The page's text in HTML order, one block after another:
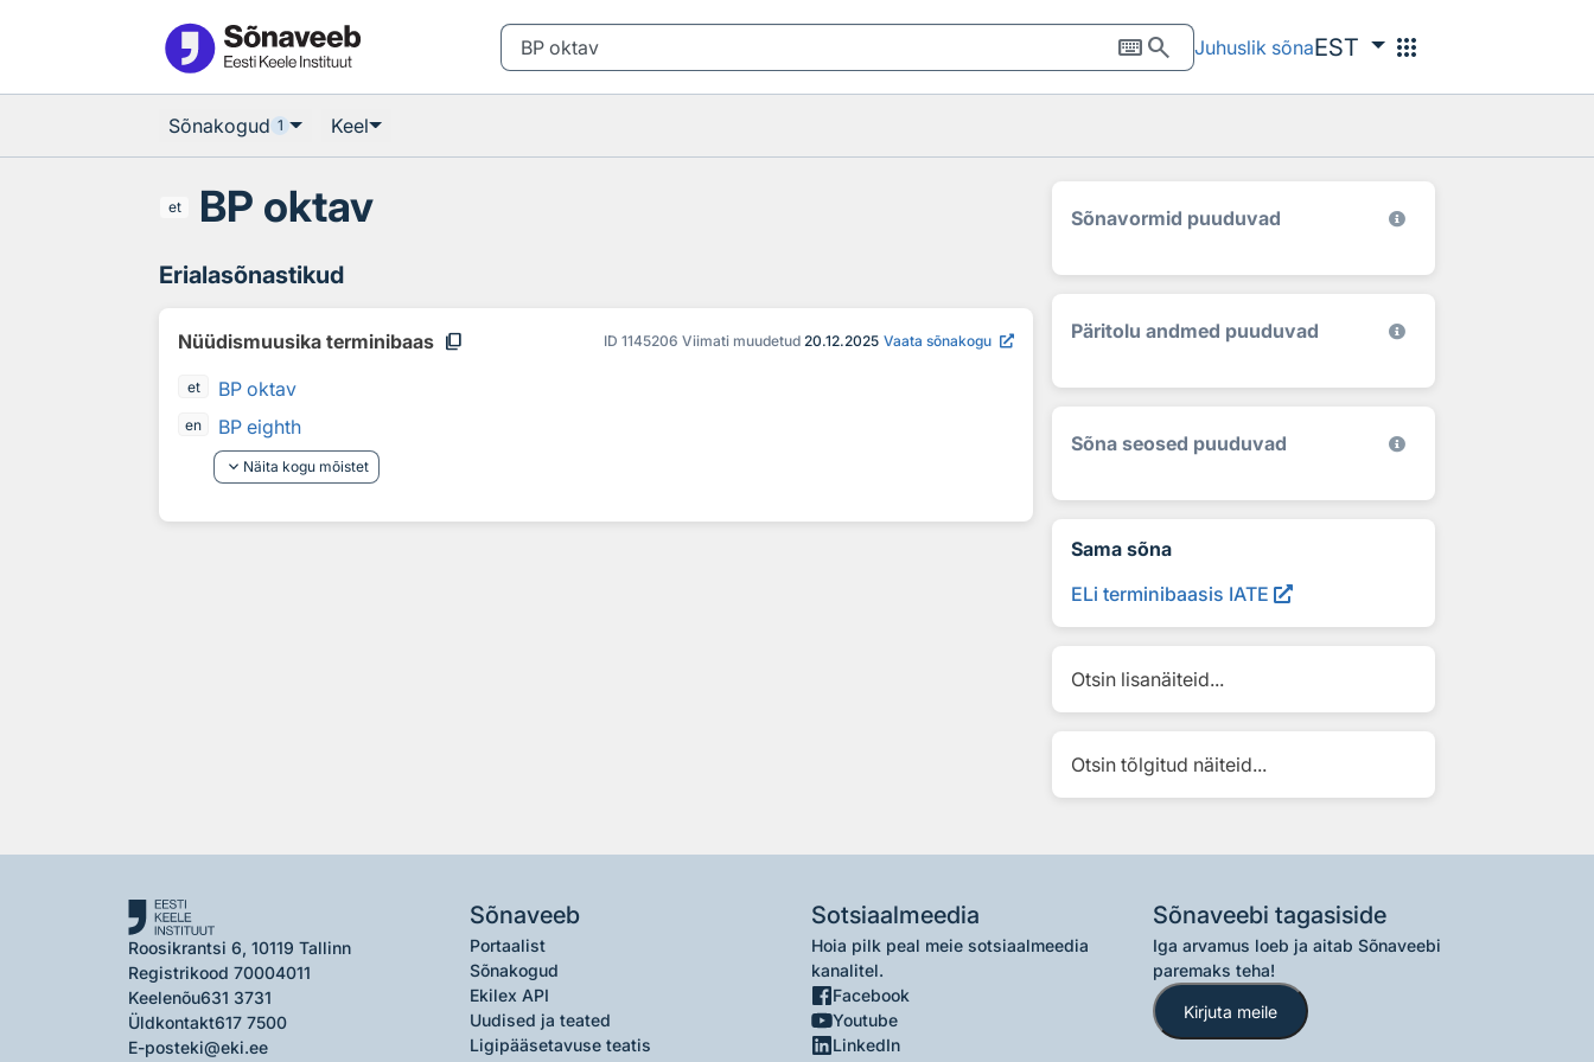
keyboardsearch Juhuslik sõnaEST apps
Sõnakogud 1 Keel
et BP oktav
Erialasõnastikud
Nüüdismuusika terminibaas content_copy ID 1145206 Viimati muudetud 20.12.2025 Vaata sõnakogu
et BP oktav
en
BP eighth
keyboard_arrow_down Näita kogu mõistet
Sõnavormid puuduvad
Päritolu andmed puuduvad
Sõna seosed puuduvad
Sama sõna
ELi terminibaasis IATE
Otsin lisanäiteid...
Otsin tõlgitud näiteid...
Roosikrantsi 6, 10119 Tallinn
Registrikood 70004011
Keelenõu631 3731
Üldkontakt617 7500
E-posteki@eki.ee
Sõnaveeb
Portaalist
Sõnakogud
Ekilex API
Uudised ja teated
Ligipääsetavuse teatis
Sotsiaalmeedia
Hoia pilk peal meie sotsiaalmeedia
kanalitel.
Facebook
Youtube
LinkedIn
Sõnaveebi tagasiside
Iga arvamus loeb ja aitab Sõnaveebi
paremaks teha!
Kirjuta meile